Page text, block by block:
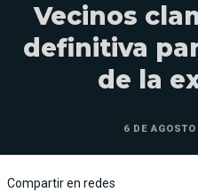
Vecinos
definitiva
de la
6 DE
Compartir en redes